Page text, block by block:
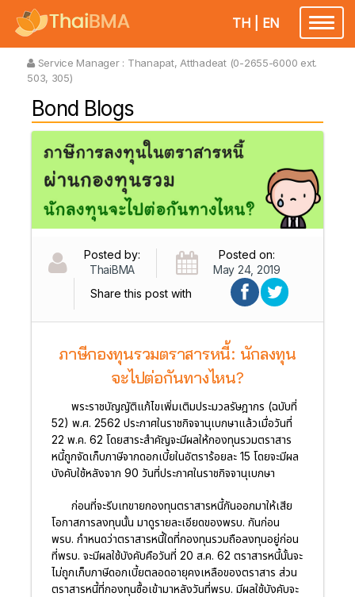
TH EN
Service Manager : Thanapat, Atthadeat (0-2655-6000 ext.
503, 305)
Bond Blogs
Posted by:
ThaiBMA
Posted on:
May 24, 2019
Share this post with
ภาษีกองทุนรวมตราสารหนี้: นักลงทุน
จะไปต่อกันทางไหน?
พระราชบัญญัติแก้ไขเพิ่มเติมประมวลรัษฎากร (ฉบับที่
52) พ.ศ. 2562 ประกาศในราชกิจจานุเบกษาแล้วเมื่อวันที่
22 พ.ค. 62 โดยสาระสำคัญจะมีผลให้กองทุนรวมตราสาร
หนี้ถูกจัดเก็บภาษีจากดอกเบี้ยในอัตราร้อยละ 15 โดยจะมีผล
บังคับใช้หลังจาก 90 วันที่ประกาศในราชกิจจานุเบกษา
ก่อนที่จะรีบเทขายกองทุนตราสารหนี้กันออกมาให้เสีย
โอกาสการลงทุนนั้น มาดูรายละเอียดของพรบ. กันก่อน
พรบ. กำหนดว่าตราสารหนี้ใดที่กองทุนรวมถือลงทุนอยู่ก่อน
ที่พรบ. จะมีผลใช้บังคับคือวันที่ 20 ส.ค. 62 ตราสารหนี้นั้นจะ
ไม่ถูกเก็บภาษีดอกเบี้ยตลอดอายุคงเหลือของตราสาร ส่วน
ตราสารหนี้ที่กองทุนซื้อเข้ามาหลังวันที่พรบ. มีผลใช้บังคับจะ